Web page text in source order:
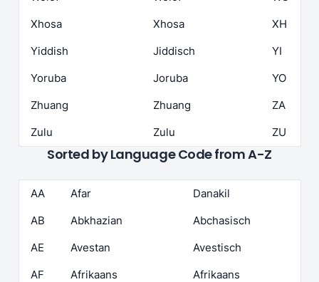
Xhosa
Xhosa
XH
Yiddish
Jiddisch
YI
Yoruba
Joruba
YO
Zhuang
Zhuang
ZA
Zulu
Zulu ZU
Sorted by Language Code from A-Z
AA Afar
Danakil
AB
Abkhazian
Abchasisch
AE
Avestan
Avestisch
AF
Afrikaans
Afrikaans